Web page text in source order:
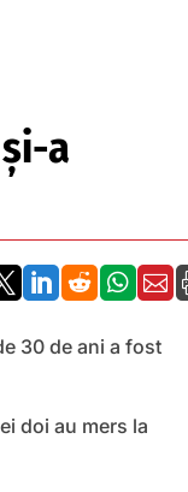
a
   
30 de ani a fost
doi au mers la